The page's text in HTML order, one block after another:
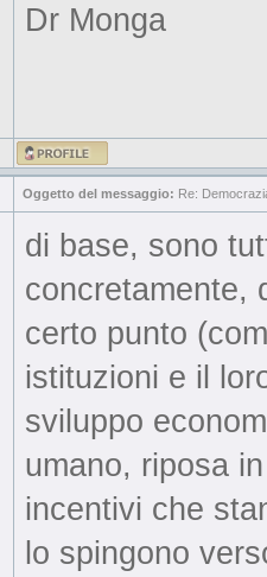
Dr Monga
Oggetto del messaggio: Re:
di base, sono
concretamente,
certo punto
istituzioni e il
sviluppo
umano, riposa
incentivi che
lo spingono